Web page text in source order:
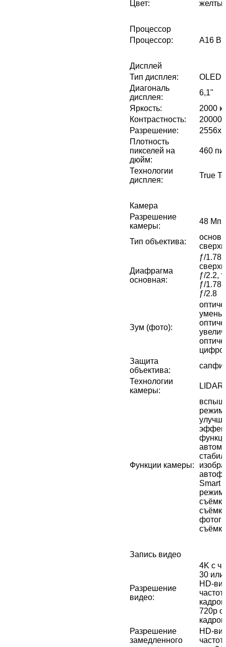
Цвет:
Процессор
Процессор: A16
Дисплей
Тип дисплея:
OLED
Диагональ
дисплея:
6,1"
Яркость:
2000
Контрастность:
Разрешение:
Плотность
пикселей на
дюйм:
460
Технологии
дисплея:
True
Камера
Разрешение
камеры:
48 Мп
Тип объектива:
Диафрагма
основная:
ƒ/1.78,
ƒ/2.2,
ƒ/1.78,
ƒ/2.8
Зум (фото):
Защита
объектива:
Технологии
камеры:
LIDAR
Функции камеры:
режим
Smart
Запись видео
Разрешение
видео:
4K с
30 или
HD-
720p с
Разрешение
замедленного
HD-